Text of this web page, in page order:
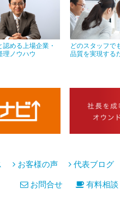
める上場企業・
理ノウハウ
どのスタッフで
品質を実現する
お客様の声 代表ブログ
お問合せ
有料相談